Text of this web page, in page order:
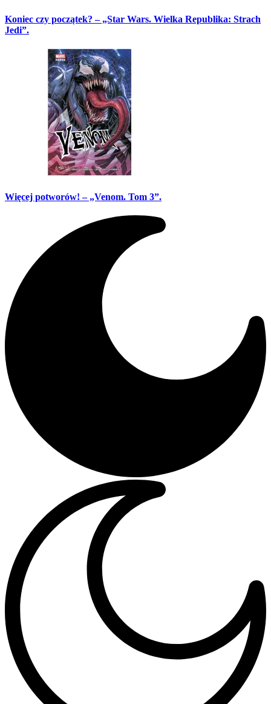
Koniec czy początek? – „Star Wars. Wielka Republika: Strach
Jedi”.
Więcej potworów! – „Venom. Tom 3”.